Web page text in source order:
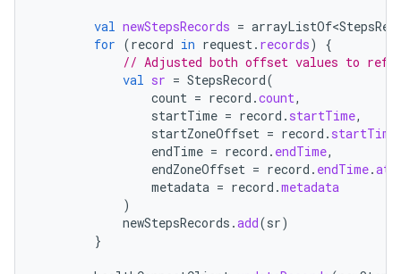
val newStepsRecords =
for (record in request. records)
{
// Adjusted both offset values to
val sr = StepsRecord(
count = record .count,
startTime = record . startTime,
startZoneOffset = record . startTime
endTime = record . endTime,
endZoneOffset = record . endTime.
metadata = record .metadata
)
newStepsRecords .add(sr)
}